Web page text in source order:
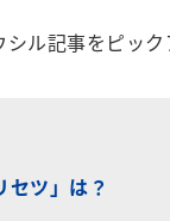
ル記事をピック
ツ」は？